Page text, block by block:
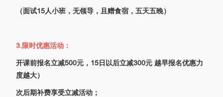
（面试15人小班，无领导，且赠食宿，五天五晚）
3.限时优惠活动：
开课前报名立减500元，15日以后立减300元 越早报名优惠力
度越大）
次后期补费享受立减活动；